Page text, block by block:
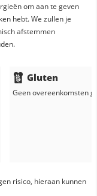
om aan te geven
hebt. We zullen je
afstemmen
Gluten
Geen overeenkomsten
risico, hieraan kunnen